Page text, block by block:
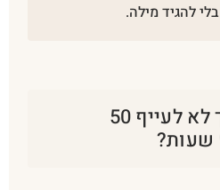
להגיד מילה.
אופן ספייס: איך לא לעייף 50